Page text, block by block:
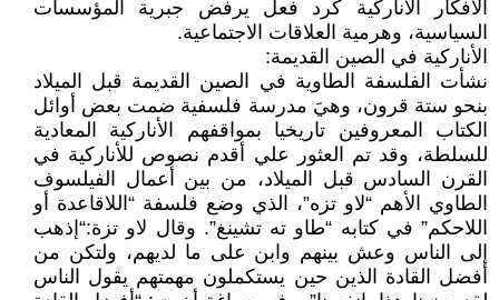
الأفكار الأناركية كرد فعل يرفض جبرية المؤسسات
السياسية، وهرمية العلاقات الاجتماعية.
الأناركية في الصين القديمة:
نشأت الفلسفة الطاوية في الصين القديمة قبل الميلاد
بنحو ستة قرون، وهيَ مدرسة فلسفية ضمت بعض أوائل
الكتاب المعروفين تاريخيا بمواقفهم الأناركية المعادية
للسلطة، وقد تم العثور علي أقدم نصوص للأناركية في
القرن السادس قبل الميلاد، من بين أعمال الفيلسوف
الطاوي الأهم “لاو تزه”، الذي وضع فلسفة “اللاقاعدة أو
اللاحكم” في كتابه “طاو ته تشينغ”. وقال لاو تزة:“إذهب
إلى الناس وعش بينهم وابن على ما لديهم، ولتكن من
أفضل القادة الذين حين يستكملون مهمتهم يقول الناس